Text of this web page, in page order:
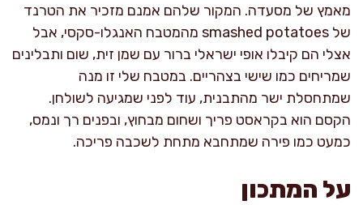
מאמץ של מסעדה. המקור שלהם אמנם מזכיר את הטרנד
של smashed potatoes מהמטבח האנגלו-סקסי, אבל
אצלי הם קיבלו אופי ישראלי ברור עם שמן זית, שום ותבלינים
שמריחים כמו שישי בצהריים. במטבח שלי זו מנה
שמתחסלת ישר מהתבנית, עוד לפני שמגיעה לשולחן.
הקסם הוא בקראסט פריך ושחום מבחוץ, ובפנים רך ונמס,
כמעט כמו פירה שמתחבא מתחת לשכבה פריכה.
על המתכון